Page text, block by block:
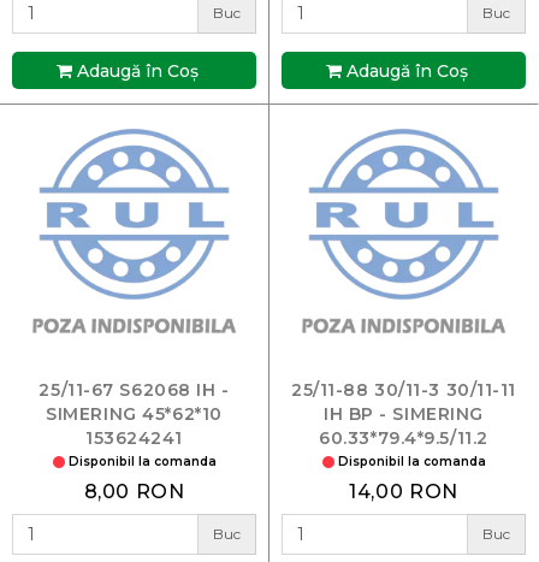
Buc
Adaugă în Coş
Buc
Adaugă în Coş
25/11-67 S62068 IH -
SIMERING 45*62*10
153624241
Disponibil la comanda
8,00 RON
Buc
25/11-88 30/11-3 30/11-11
IH BP - SIMERING
60.33*79.4*9.5/11.2
218375A1
Disponibil la comanda
14,00 RON
Buc